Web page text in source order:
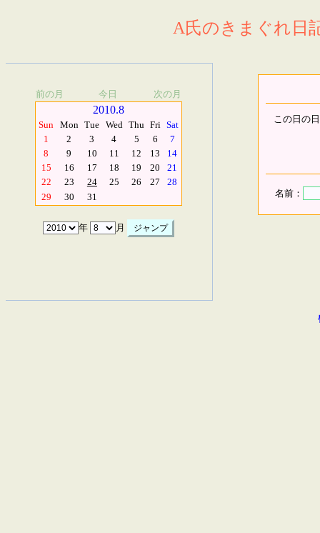
A氏のきまぐれ日
前の月 今日 次の月
2010.8
Sun Mon Tue Wed Thu Fri Sat
1
2 3 4 5 6
7
8
9 10 11 12 13
14
15
16 17 18 19 20
21
22
23 24 25 26 27
28
29
30 31
年 月
この日の
名前：